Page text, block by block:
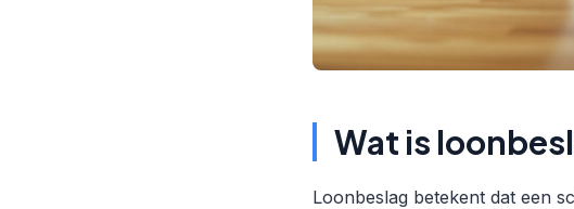
Wat is
Loonbeslag betekent dat een